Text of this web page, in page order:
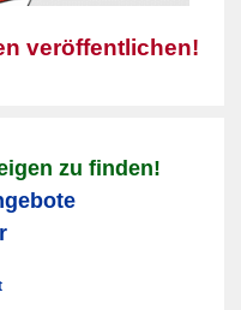
veröffentlichen!
zu finden!